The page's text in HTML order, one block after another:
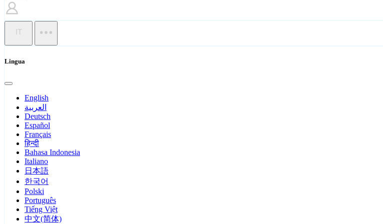
IT
Lingua
English
العربية
Deutsch
Español
Français
हिन्दी
Bahasa Indonesia
Italiano
日本語
한국어
Polski
Português
Tiếng Việt
中文(简体)